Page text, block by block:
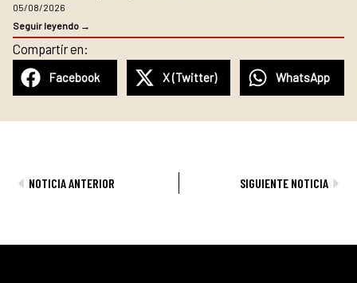
05/08/2026
Seguir leyendo →
Compartir en:
Facebook X (Twitter) WhatsApp
AntNOTICIA ANTERIOR SIGUIENTE NOTICIA